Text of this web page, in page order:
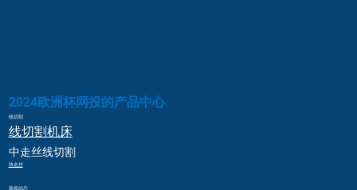
2024欧洲杯网投的产品中心
线切割
线切割机床
中走丝线切割
快走丝
新闻动态